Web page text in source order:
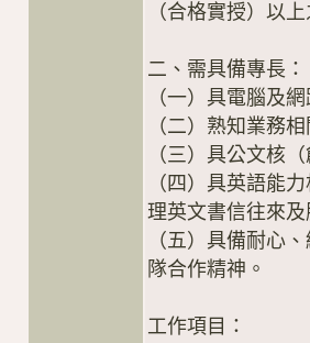
（合格實授）以
二、需具備專長：
（一）具電腦及
（二）熟知業務
（三）具公文核
（四）具英語能
理英文書信往來
（五）具備耐心
隊合作精神。
工作項目：